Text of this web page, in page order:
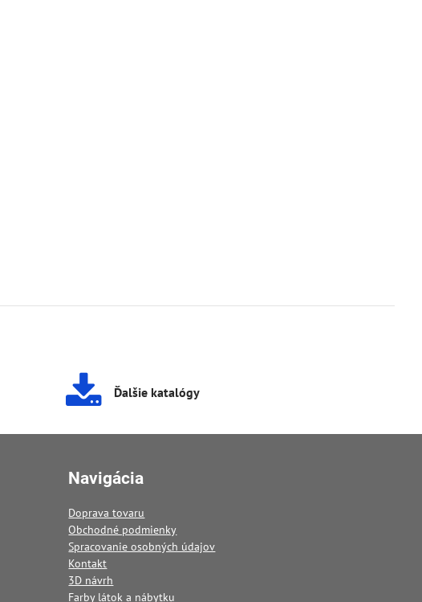
Ďalšie katalógy
Navigácia
Doprava tovaru
Obchodné podmienky
Spracovanie osobných údajov
Kontakt
3D návrh
Farby látok a nábytku